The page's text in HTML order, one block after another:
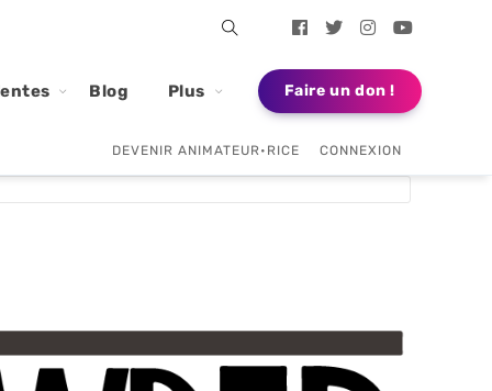
Blog Plus Faire un don !
DEVENIR ANIMATEUR•RICE CONNEXION